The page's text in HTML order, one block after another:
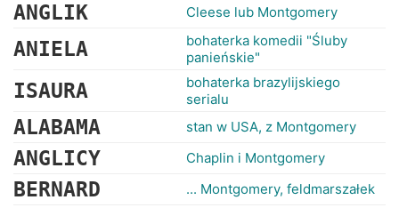
ANGLIK Cleese lub Montgomery
ANIELA
bohaterka komedii "Śluby
panieńskie"
ISAURA
bohaterka brazylijskiego
serialu
ALABAMA stan w USA, z Montgomery
ANGLICY Chaplin i Montgomery
BERNARD ... Montgomery, feldmarszałek